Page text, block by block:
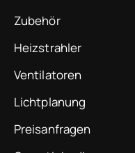
Zubehör
Heizstrahler
Ventilatoren
Lichtplanung
Preisanfragen